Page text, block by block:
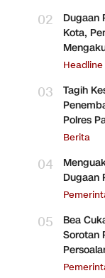
02
Dugaan
Kota,
Headline
03
Tagih
Polres
Berita
04
Dugaan
05
Bea
Sorotan